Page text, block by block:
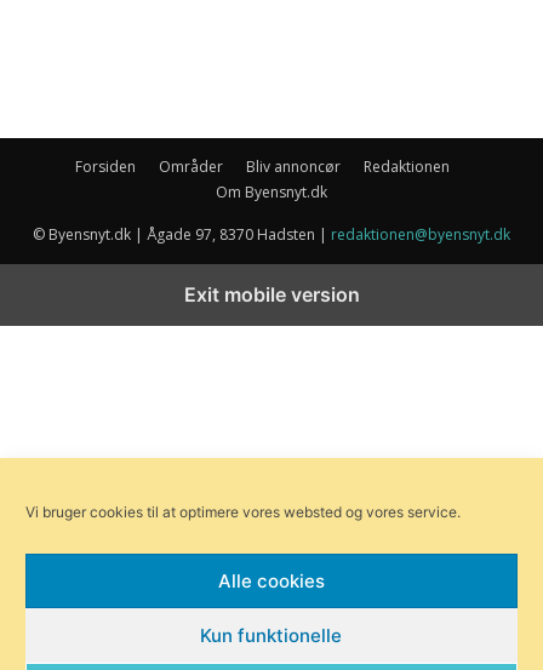
Forsiden Områder Bliv annoncør
Redaktionen
Om Byensnyt.dk
© Byensnyt.dk | Ågade 97, 8370 Hadsten | redaktionen@byensnyt.dk
Vi bruger cookies til at optimere vores websted og vores service.
Alle cookies
Kun funktionelle
Exit mobile version